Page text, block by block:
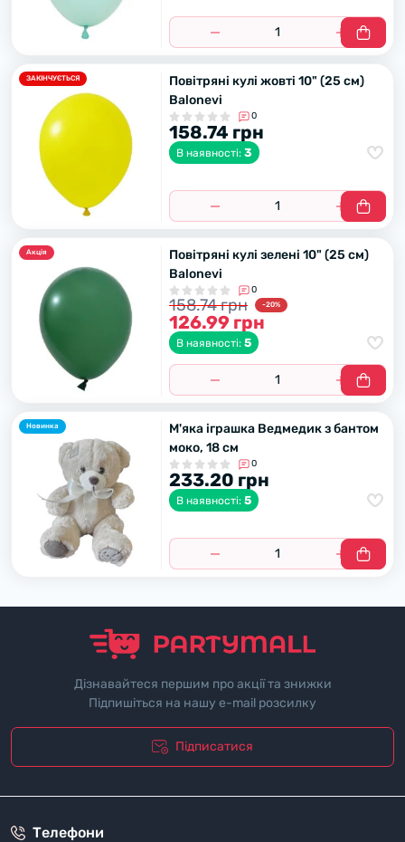
ЗАКІНЧУЄТЬСЯ
Повітряні кулі жовті 10" (25 см)
Balonevi
0
158.74 грн
В наявності: 3
Акцiя
Повітряні кулі зелені 10" (25 см)
Balonevi
0
158.74 грн -20%
126.99 грн
В наявності: 5
Новинка
М'яка іграшка Ведмедик з бантом
моко, 18 см
0
233.20 грн
В наявності: 5
Дізнавайтеся першим про акції та знижки
Підпишіться на нашу e-mail розсилку
Підписатися
Телефони